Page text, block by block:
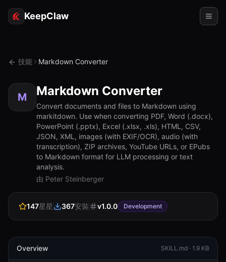
KeepClaw
令牌存取
使用案例
技能 Markdown Converter
M Markdown Converter
Convert documents and files to Markdown using
markitdown. Use when converting PDF, Word (.docx),
PowerPoint (.pptx), Excel (.xlsx, .xls), HTML, CSV,
JSON, XML, images (with EXIF/OCR), audio (with
transcription), ZIP archives, YouTube URLs, or EPubs
to Markdown format for LLM processing or text
analysis.
由 Peter Steinberger
147星星 367安裝 v1.0.0 Development
Overview SKILL.md · 1.9 KB